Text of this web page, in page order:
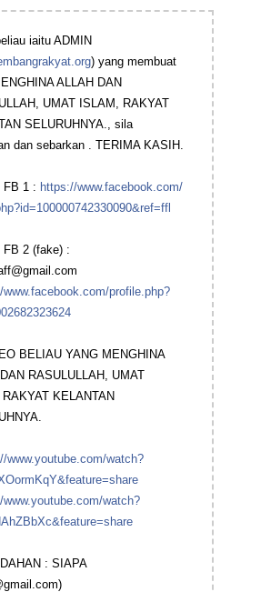
iaitu ADMIN
) yang membuat
ALLAH DAN
UMAT ISLAM, RAKYAT
SELURUHNYA., sila
dan sebarkan . TERIMA KASIH.
FB 1 : https://www.facebook.com/
ref=ffl
FB 2 (fake) :
www.facebook.com/profile.php?
BELIAU YANG MENGHINA
RASULULLAH, UMAT
RAKYAT KELANTAN
www.youtube.com/watch?
re
www.youtube.com/watch?
re
: SIAPA